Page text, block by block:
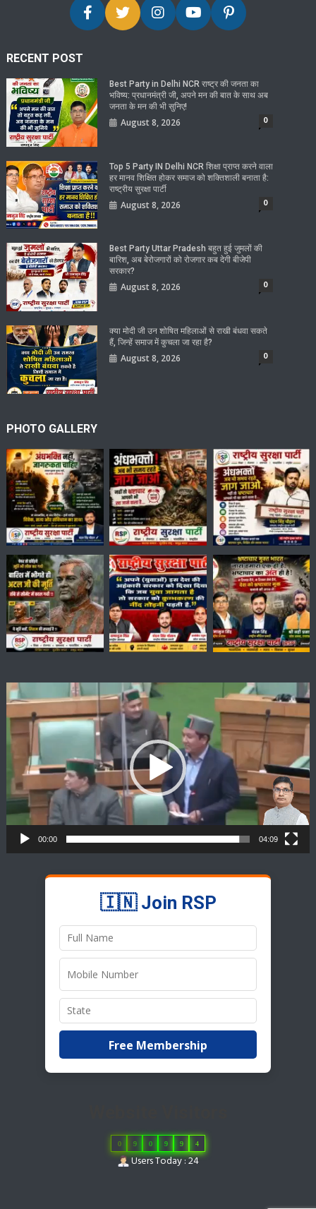
RECENT POST
Best Party in Delhi NCR राष्ट्र की जनता का
भविष्य: प्रधानमंत्री जी, अपने मन की बात के साथ अब
जनता के मन की भी सुनिए!
August 8, 2026 0
Top 5 Party IN Delhi NCR शिक्षा प्राप्त करने वाला
हर मानव शिक्षित होकर समाज को शक्तिशाली बनाता है:
राष्ट्रीय सुरक्षा पार्टी
August 8, 2026 0
Best Party Uttar Pradesh बहुत हुई जुमलों की
बारिश, अब बेरोजगारों को रोजगार कब देगी बीजेपी
सरकार?
August 8, 2026 0
क्या मोदी जी उन शोषित महिलाओं से राखी बंधवा सकते
हैं, जिन्हें समाज में कुचला जा रहा है?
August 8, 2026 0
PHOTO GALLERY
Video
Player
00:00 04:09
🇮🇳 Join RSP
Free Membership
0 9 0 9 9 4
Users Today : 24